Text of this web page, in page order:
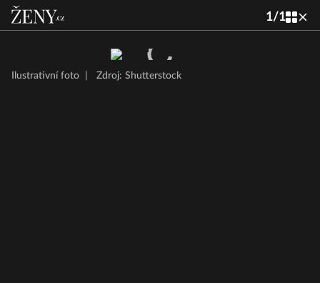
1/1
Ilustrativní foto Zdroj: Shutterstock